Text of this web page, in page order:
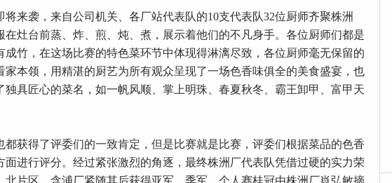
将来袭，来自公司机关、各厂站代表队的10支代表队32位厨师齐聚株洲
在灶台前蒸、炸、煎、炖、煮，展示着他们的不凡身手。各位厨师们都是
成竹，在这场比赛的特色菜环节中体现得淋漓尽致，各位厨师毫无保留的
家本领，用精湛的厨艺为所有观众呈现了一场色香味俱全的美食盛宴，也
独具匠心的菜名，如一帆风顺、掌上明珠、春夏秋冬、霸王卸甲、富甲天
都获得了评委们的一致肯定，但是比赛就是比赛，评委们根据菜品的色香
面进行评分。经过紧张激烈的角逐，最终株洲厂代表队凭借过硬的实力荣
北片区、含浦厂紧随其后获得亚军、季军。个人赛桂冠由株洲厂肖弘敏摘